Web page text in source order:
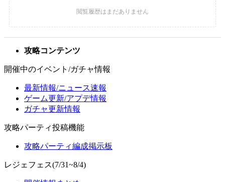
攻略コンテンツ
開催中のイベント/ガチャ情報
最新情報/ニュース速報
ゲーム更新/アプデ情報
ガチャ更新情報
攻略パーティ投稿機能
攻略パーティ編成掲示板
レジェフェス(7/31~8/4)